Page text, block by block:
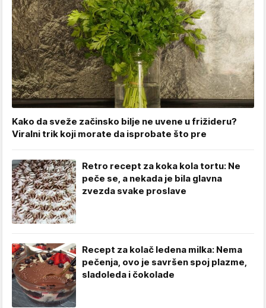
Kako da sveže začinsko bilje ne uvene u frižideru?
Viralni trik koji morate da isprobate što pre
Retro recept za koka kola tortu: Ne
peče se, a nekada je bila glavna
zvezda svake proslave
Recept za kolač ledena milka: Nema
pečenja, ovo je savršen spoj plazme,
sladoleda i čokolade